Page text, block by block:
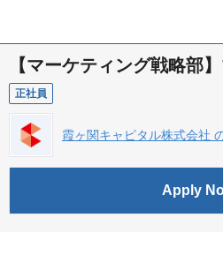
【マーケティング戦略部
正社員
霞ヶ関キャピタル株式会社
Apply